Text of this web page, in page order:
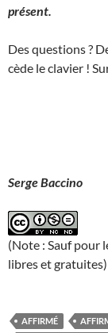
présent.
Des questions ?
cède le clavier !
Serge Baccino
(Note : Sauf pour
libres et gratuites)
AFFIRMÉ